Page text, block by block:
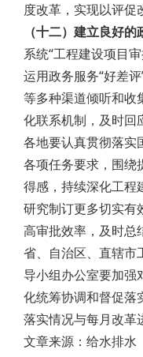
度改革，实现以评促
（十二）建立良好的
系统“工程建设项目
运用政务服务“好差
等多种渠道倾听和收
化联系机制，及时回
各地要认真贯彻落实
各项任务要求，围绕
得感，持续深化工程
研究制订更多切实有
高审批效率，及时总
省、自治区、直辖市
导小组办公室要加强
化统筹协调和督促落
落实情况与每月改革
文章来源：给水排水